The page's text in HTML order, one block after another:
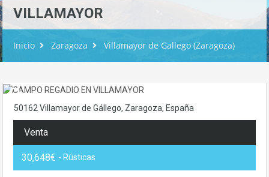
VILLAMAYOR
Inicio Zaragoza Villamayor de Gallego (Zaragoza)
50162 Villamayor de Gállego, Zaragoza, España
Venta
30,648€ - Rústicas